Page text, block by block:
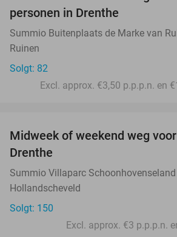
personen in Drenthe
Summio Buitenplaats de Marke van
Ruinen
Solgt: 82
Excl. approx. €3,50 p.p.p.n. en
Midweek of weekend weg
Drenthe
Summio Villaparc Schoonhovenseland
Hollandscheveld
Solgt: 150
Excl. approx. €3 p.p.p.n.